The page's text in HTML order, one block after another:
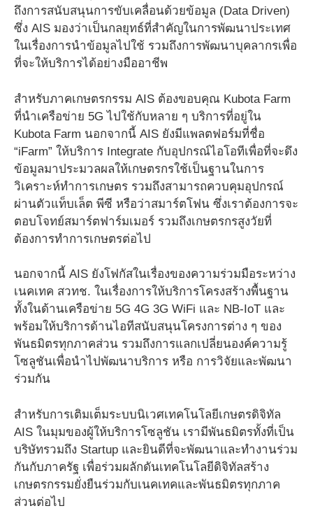
ถึงการสนับสนุนการขับเคลื่อนด้วยข้อมูล (Data Driven)
ซึ่ง AIS มองว่าเป็นกลยุทธ์ที่สำคัญในการพัฒนาประเทศ
ในเรื่องการนำข้อมูลไปใช้ รวมถึงการพัฒนาบุคลากรเพื่อ
ที่จะให้บริการได้อย่างมืออาชีพ
สำหรับภาคเกษตรกรรม AIS ต้องขอบคุณ Kubota Farm
ที่นำเครือข่าย 5G ไปใช้กับหลาย ๆ บริการที่อยู่ใน
Kubota Farm นอกจากนี้ AIS ยังมีแพลตฟอร์มที่ชื่อ
“iFarm” ให้บริการ Integrate กับอุปกรณ์ไอโอทีเพื่อที่จะดึง
ข้อมูลมาประมวลผลให้เกษตรกรใช้เป็นฐานในการ
วิเคราะห์ทำการเกษตร รวมถึงสามารถควบคุมอุปกรณ์
ผ่านตัวแท็บเล็ต พีซี หรือว่าสมาร์ตโฟน ซึ่งเราต้องการจะ
ตอบโจทย์สมาร์ตฟาร์มเมอร์ รวมถึงเกษตรกรสูงวัยที่
ต้องการทำการเกษตรต่อไป
นอกจากนี้ AIS ยังโฟกัสในเรื่องของความร่วมมือระหว่าง
เนคเทค สวทช. ในเรื่องการให้บริการโครงสร้างพื้นฐาน
ทั้งในด้านเครือข่าย 5G 4G 3G WiFi และ NB-IoT และ
พร้อมให้บริการด้านไอทีสนับสนุนโครงการต่าง ๆ ของ
พันธมิตรทุกภาคส่วน รวมถึงการแลกเปลี่ยนองค์ความรู้
โซลูชันเพื่อนำไปพัฒนาบริการ หรือ การวิจัยและพัฒนา
ร่วมกัน
สำหรับการเติมเต็มระบบนิเวศเทคโนโลยีเกษตรดิจิทัล
AIS ในมุมของผู้ให้บริการโซลูชัน เรามีพันธมิตรทั้งที่เป็น
บริษัทรวมถึง Startup และยินดีที่จะพัฒนาและทำงานร่วม
กันกับภาครัฐ เพื่อร่วมผลักดันเทคโนโลยีดิจิทัลสร้าง
เกษตรกรรมยั่งยืนร่วมกับเนคเทคและพันธมิตรทุกภาค
ส่วนต่อไป